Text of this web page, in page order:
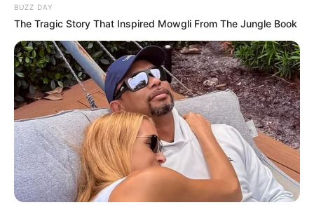
BUZZ DAY
The Tragic Story That Inspired Mowgli From The Jungle Book